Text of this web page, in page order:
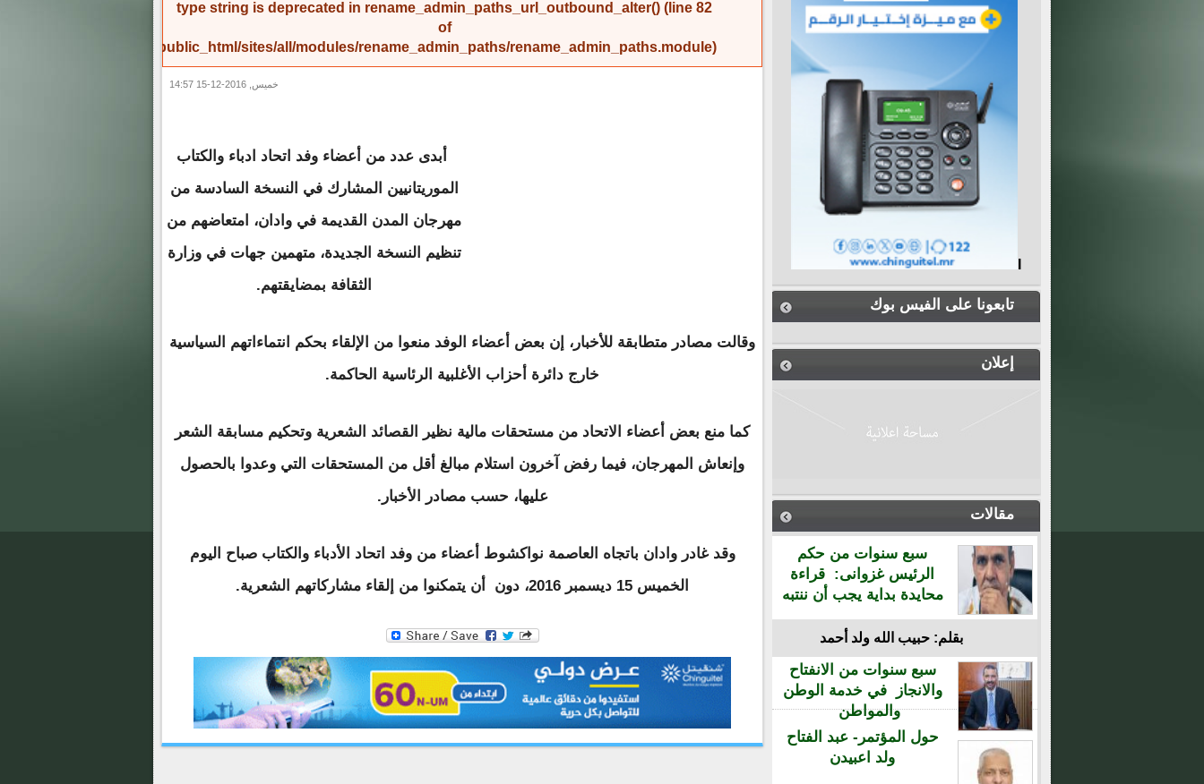
تابعونا على الفيس بوك
إعلان
مقالات
سبع سنوات من حكم
الرئيس غزوانى: قراءة
محايدة بداية يجب أن ننتبه
بقلم: حبيب الله ولد أحمد
سبع سنوات من الانفتاح
والانجاز في خدمة الوطن
والمواطن
حول المؤتمر- عبد الفتاح
ولد اعبيدن
type string is deprecated in rename_admin_paths_url_outbound_alter() (line 82
of
/home/amicinf1/public_html/sites/all/modules/rename_admin_paths/rename_admin_paths.module).
خميس, 2016-12-15 14:57
أبدى عدد من أعضاء وفد اتحاد ادباء والكتاب
الموريتانيين المشارك في النسخة السادسة من
مهرجان المدن القديمة في وادان، امتعاضهم من
تنظيم النسخة الجديدة، متهمين جهات في وزارة
الثقافة بمضايقتهم.
وقالت مصادر متطابقة للأخبار، إن بعض أعضاء الوفد منعوا من الإلقاء بحكم انتماءاتهم السياسية
خارج دائرة أحزاب الأغلبية الرئاسية الحاكمة.
كما منع بعض أعضاء الاتحاد من مستحقات مالية نظير القصائد الشعرية وتحكيم مسابقة الشعر
وإنعاش المهرجان، فيما رفض آخرون استلام مبالغ أقل من المستحقات التي وعدوا بالحصول
عليها، حسب مصادر الأخبار.
وقد غادر وادان باتجاه العاصمة نواكشوط أعضاء من وفد اتحاد الأدباء والكتاب صباح اليوم
الخميس 15 ديسمبر 2016، دون أن يتمكنوا من إلقاء مشاركاتهم الشعرية.